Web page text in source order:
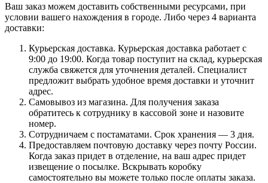
Ваш заказ можем доставить собственными ресурсами, при
условии вашего нахождения в городе. Либо через 4 варианта
доставки:
Курьерская доставка. Курьерская доставка работает с
9:00 до 19:00. Когда товар поступит на склад, курьерская
служба свяжется для уточнения деталей. Специалист
предложит выбрать удобное время доставки и уточнит
адрес.
Самовывоз из магазина. Для получения заказа
обратитесь к сотруднику в кассовой зоне и назовите
номер.
Сотрудничаем с постаматами. Срок хранения — 3 дня.
Предоставляем почтовую доставку через почту России.
Когда заказ придет в отделение, на ваш адрес придет
извещение о посылке. Вскрывать коробку
самостоятельно вы можете только после оплаты заказа.